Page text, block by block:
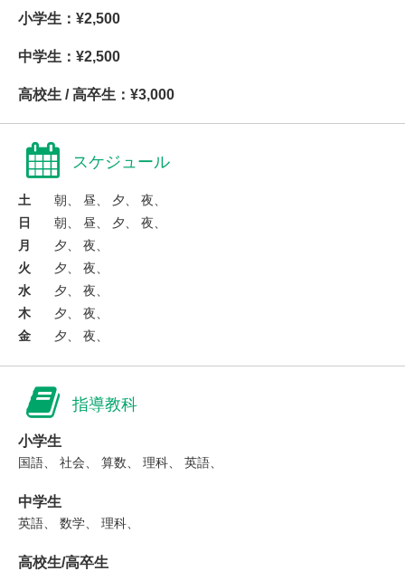
小学生：¥2,500
中学生：¥2,500
高校生 / 高卒生：¥3,000
スケジュール
土
朝、 昼、 夕、 夜、
日
朝、 昼、 夕、 夜、
月
夕、 夜、
火
夕、 夜、
水
夕、 夜、
木
夕、 夜、
金
夕、 夜、
指導教科
小学生
国語、 社会、 算数、 理科、 英語、
中学生
英語、 数学、 理科、
高校生/高卒生